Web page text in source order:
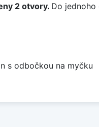
2 otvory. Do
s odbočkou na myčku